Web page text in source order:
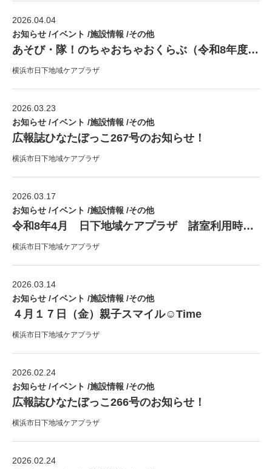
2026.04.04
お知らせ /イベント /施設情報 /その他
あそび・隊！のちゃおちゃおくらぶ（令和8年度）のお知らせ♪
横浜市日下地域ケアプラザ
2026.03.23
お知らせ /イベント /施設情報 /その他
広報誌ひなたぼっこ267号のお知らせ！
横浜市日下地域ケアプラザ
2026.03.17
お知らせ /イベント /施設情報 /その他
令和8年4月 日下地域ケアプラザ 諸室利用時間のお知らせ！
横浜市日下地域ケアプラザ
2026.03.14
お知らせ /イベント /施設情報 /その他
４月１７日（金）親子スマイル☺Time
横浜市日下地域ケアプラザ
2026.02.24
お知らせ /イベント /施設情報 /その他
広報誌ひなたぼっこ266号のお知らせ！
横浜市日下地域ケアプラザ
2026.02.24